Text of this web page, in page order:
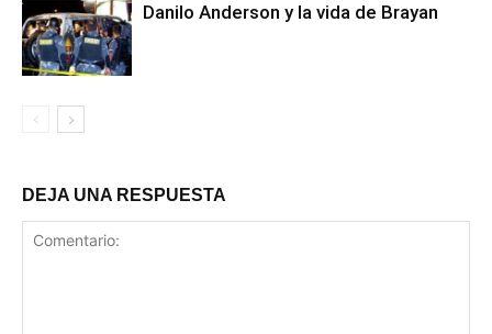
Danilo Anderson y la vida de Brayan
DEJA UNA RESPUESTA